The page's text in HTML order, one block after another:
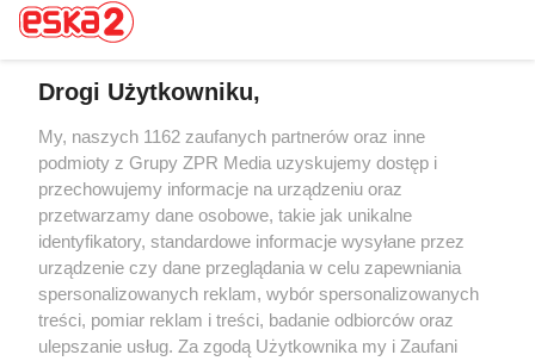
Żaden utwór zamieszczony w serwisie nie może być powielany i
rozpowszechniany lub dalej rozpowszechniany w jakikolwiek sposób (w
tym także elektroniczny lub mechaniczny) na jakimkolwiek polu
eksploatacji w jakiejkolwiek formie, włącznie z umieszczaniem w
Internecie bez pisemnej zgody właściciela praw. Jakiekolwiek użycie lub
wykorzystanie utworów w całości lub w części z naruszeniem prawa,
tzn. bez właściwej zgody, jest zabronione pod groźbą kary i może być
ścigane prawnie.
Drogi Użytkowniku,
My, naszych 1162 zaufanych partnerów oraz inne
podmioty z Grupy ZPR Media uzyskujemy dostęp i
przechowujemy informacje na urządzeniu oraz
przetwarzamy dane osobowe, takie jak unikalne
identyfikatory, standardowe informacje wysyłane przez
urządzenie czy dane przeglądania w celu zapewniania
spersonalizowanych reklam, wybór spersonalizowanych
treści, pomiar reklam i treści, badanie odbiorców oraz
ulepszanie usług. Za zgodą Użytkownika my i Zaufani